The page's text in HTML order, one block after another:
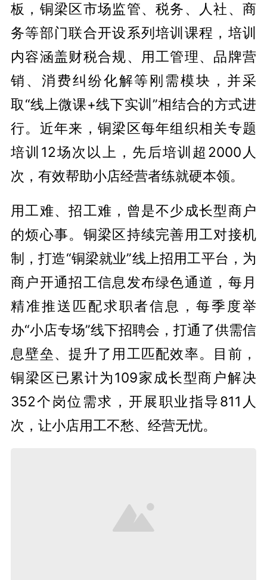
板，铜梁区市场监管、税务、人社、商
务等部门联合开设系列培训课程，培训
内容涵盖财税合规、用工管理、品牌营
销、消费纠纷化解等刚需模块，并采
取“线上微课+线下实训”相结合的方式进
行。近年来，铜梁区每年组织相关专题
培训12场次以上，先后培训超2000人
次，有效帮助小店经营者练就硬本领。
用工难、招工难，曾是不少成长型商户
的烦心事。铜梁区持续完善用工对接机
制，打造“铜梁就业”线上招用工平台，为
商户开通招工信息发布绿色通道，每月
精准推送匹配求职者信息，每季度举
办“小店专场”线下招聘会，打通了供需信
息壁垒、提升了用工匹配效率。目前，
铜梁区已累计为109家成长型商户解决
352个岗位需求，开展职业指导811人
次，让小店用工不愁、经营无忧。